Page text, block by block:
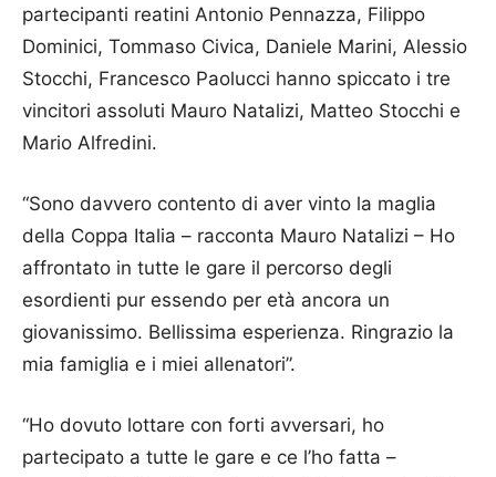
partecipanti reatini Antonio Pennazza, Filippo
Dominici, Tommaso Civica, Daniele Marini, Alessio
Stocchi, Francesco Paolucci hanno spiccato i tre
vincitori assoluti Mauro Natalizi, Matteo Stocchi e
Mario Alfredini.
“Sono davvero contento di aver vinto la maglia
della Coppa Italia – racconta Mauro Natalizi – Ho
affrontato in tutte le gare il percorso degli
esordienti pur essendo per età ancora un
giovanissimo. Bellissima esperienza. Ringrazio la
mia famiglia e i miei allenatori”.
“Ho dovuto lottare con forti avversari, ho
partecipato a tutte le gare e ce l’ho fatta –